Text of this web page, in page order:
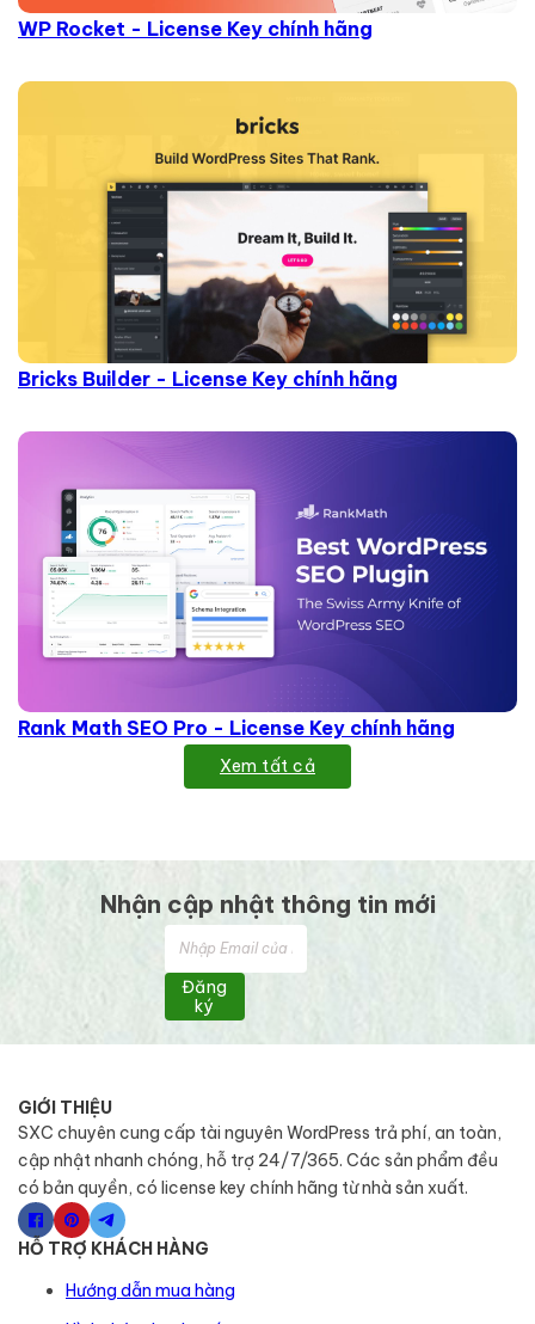
WP Rocket - License Key chính hãng
Bricks Builder - License Key chính hãng
Rank Math SEO Pro - License Key chính hãng
Xem tất cả
Nhận cập nhật thông tin mới
Đăng
ký
GIỚI THIỆU
SXC chuyên cung cấp tài nguyên WordPress trả phí, an toàn,
cập nhật nhanh chóng, hỗ trợ 24/7/365. Các sản phẩm đều
có bản quyền, có license key chính hãng từ nhà sản xuất.
HỖ TRỢ KHÁCH HÀNG
Hướng dẫn mua hàng